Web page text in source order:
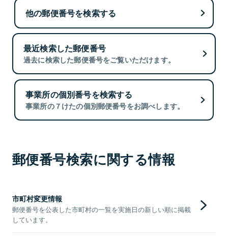
他の郵便番号を検索する
最近検索した郵便番号
過去に検索した郵便番号をご覧いただけます。
事業所の個別番号を検索する
事業所の７けたの個別郵便番号をお調べします。
郵便番号検索に関する情報
市町村変更情報
郵便番号を公表した市町村の一覧を実施日の新しい順に掲載
しています。